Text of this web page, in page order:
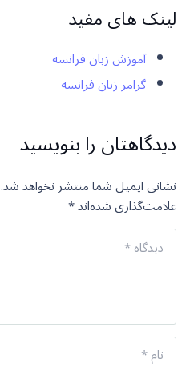
لینک های مفید
آموزش زبان فرانسه
گرامر زبان فرانسه
دیدگاهتان را بنویسید
نشانی ایمیل شما منتشر نخواهد شد.
علامت‌گذاری شده‌اند*